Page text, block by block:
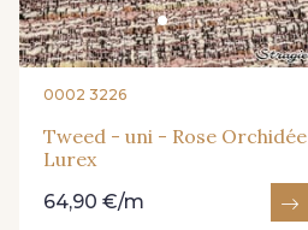
0002 3226
Tweed - uni - Rose Orchidée
Lurex
64,90 €/m